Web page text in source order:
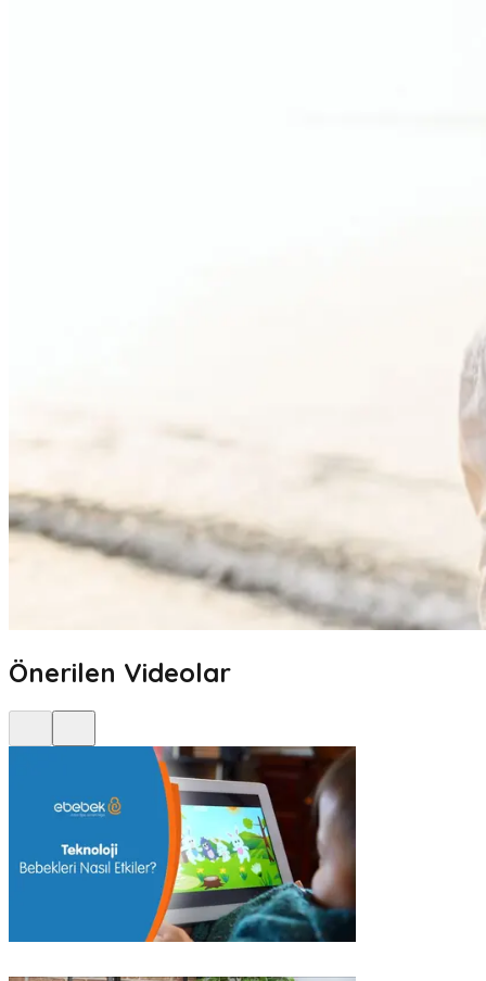
Önerilen Videolar